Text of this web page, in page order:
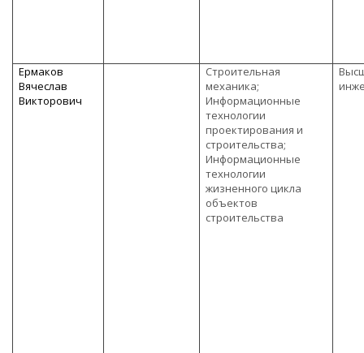
Ермаков
Вячеслав
Викторович
Строительная
механика;
Информационные
технологии
проектирования и
строительства;
Информационные
технологии
жизненного цикла
объектов
строительства